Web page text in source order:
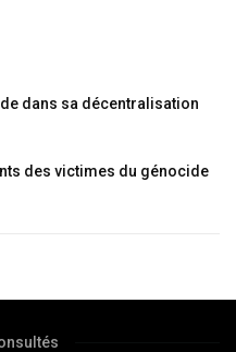
dans sa décentralisation
des victimes du génocide